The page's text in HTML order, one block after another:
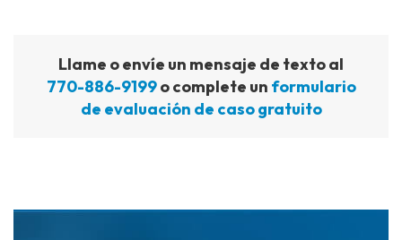
Llame o envíe un mensaje de texto al
770-886-9199o complete un formulario
de evaluación de caso gratuito